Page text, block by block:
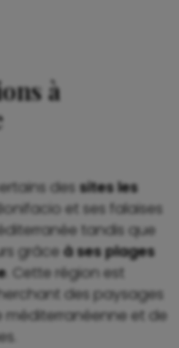
à
des sites les
et ses falaises
tandis que
grâce à ses plages
. Cette région est
des paysages
et de